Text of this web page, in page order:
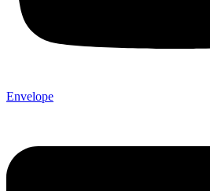
Envelope